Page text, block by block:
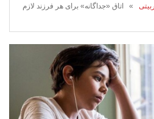
» اتاق «جداگانه» برای هر فرزند لازم